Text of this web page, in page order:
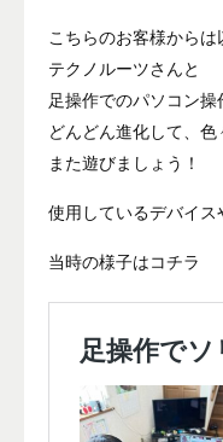
こちらのお客様から
テクノルーツさんと
足操作でのパソコン操
どんどん進化して、色
また遊びましょう！
使用しているデバイス
当時の様子はコチラ